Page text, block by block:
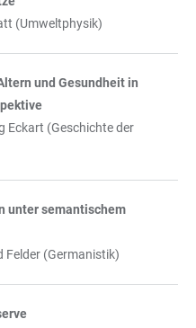
(Umweltphysik)
und Gesundheit in
Eckart (Geschichte der
unter semantischem
Felder (Germanistik)